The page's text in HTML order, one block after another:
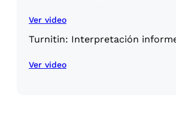
Ver video
Turnitin: Interpretación
Ver video